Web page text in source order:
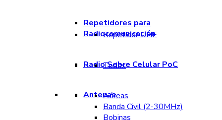
Repetidores para
Radiocomunicación
Repetidor UHF
Radio Sobre Celular PoC
Todos
AntenasAéreas
Banda Civil (2-30MHz)
Bobinas